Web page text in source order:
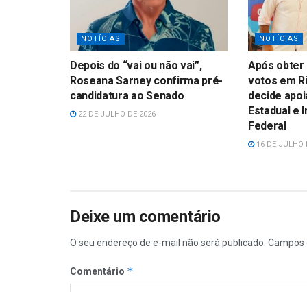
NOTÍCIAS
Depois do “vai ou não vai”,
Roseana Sarney confirma pré-
candidatura ao Senado
22 DE JULHO DE 2026
NOTÍCIAS
Após obter
votos em
decide
Estadual e
Federal
16 DE JULHO
Deixe um comentário
O seu endereço de e-mail não será publicado. Campos
Comentário *